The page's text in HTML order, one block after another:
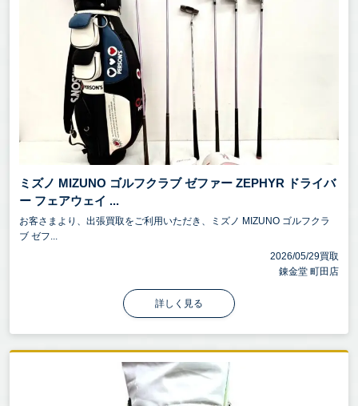
ミズノ MIZUNO ゴルフクラブ ゼファー ZEPHYR ドライバ
ー フェアウェイ ...
お客さまより、出張買取をご利用いただき、ミズノ MIZUNO ゴルフクラ
ブ ゼフ...
2026/05/29買取
錬金堂 町田店
詳しく見る